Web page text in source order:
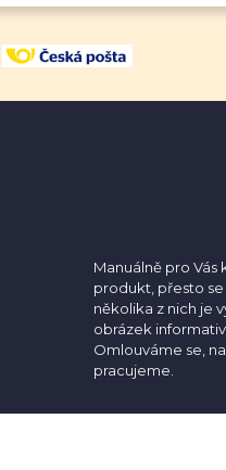
Manuálně pro
produkt, přesto
několika z nich je
obrázek
Omlouváme se,
pracujeme.